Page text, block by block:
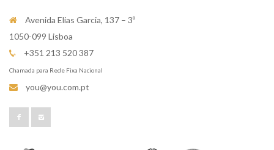
Avenida Elias Garcia, 137 – 3º
1050-099 Lisboa
+351 213 520 387
Chamada para Rede Fixa Nacional
you@you.com.pt